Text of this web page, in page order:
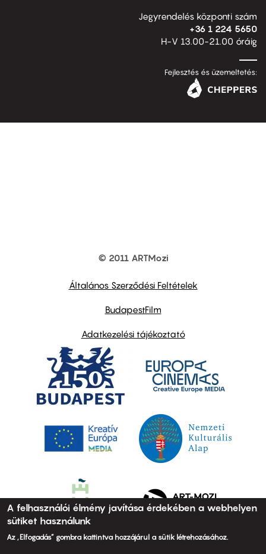
Jegyrendelés központi szám
+36 1 224 5650
H-V 13.00-21.00 óráig
Fejlesztés és üzemeltetés:
© 2011 ARTMozi
Általános Szerződési Feltételek
BudapestFilm
Adatkezelési tájékoztató
A felhasználói élmény javítása érdekében a webhelyen
sütiket használunk
Az „Elfogadás” gombra kattintva hozzájárul a sütik létrehozásához.